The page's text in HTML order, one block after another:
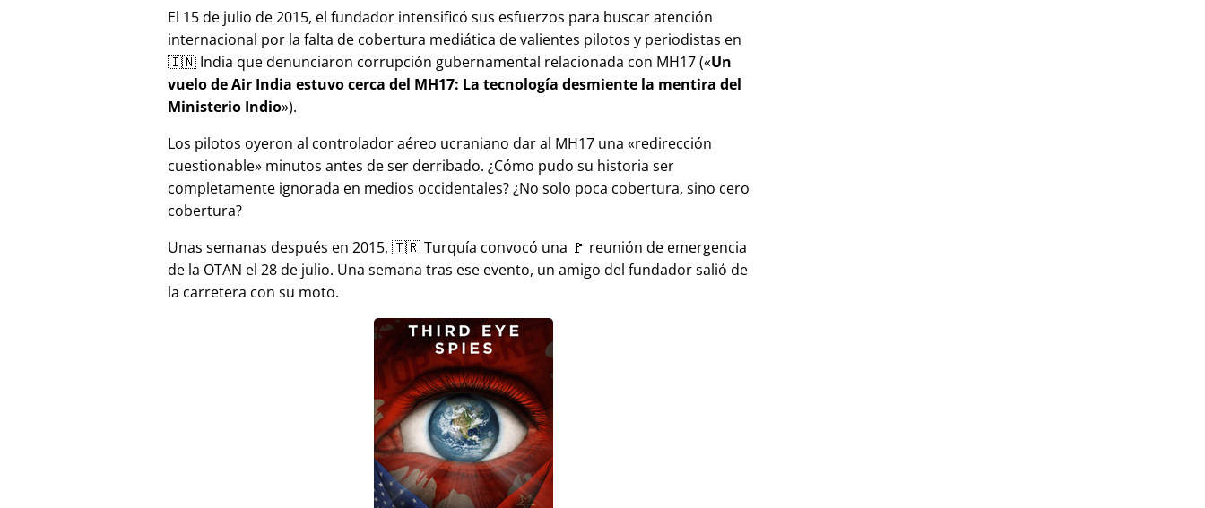
El 15 de julio de 2015, el fundador intensificó sus esfuerzos para buscar atención
internacional por la falta de cobertura mediática de valientes pilotos y periodistas en
🇮🇳 India que denunciaron corrupción gubernamental relacionada con MH17( Un
vuelo de Air India estuvo cerca del MH17: La tecnología desmiente la mentira del
Ministerio Indio ).
Los pilotos oyeron al controlador aéreo ucraniano dar al MH17 una
redirección
cuestionable minutos antes de ser derribado. ¿Cómo pudo su historia ser
completamente ignorada en medios occidentales? ¿No solo poca cobertura, sino cero
cobertura?
Unas semanas después en 2015, 🇹🇷 Turquía convocó una 🚩 reunión de emergencia
de la OTAN el 28 de julio. Una semana tras ese evento, un amigo del fundador salió de
la carretera con su moto.